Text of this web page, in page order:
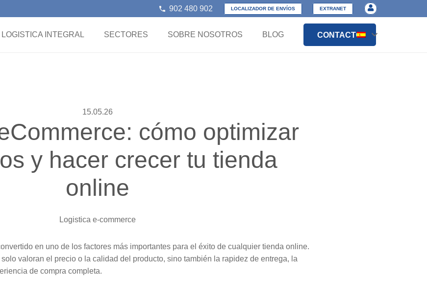
phone 902 480 902 LOCALIZADOR DE ENVÍOS EXTRANET
LOGISTICA INTEGRAL SECTORES SOBRE NOSOTROS BLOG CONTACTO
15.05.26
cómo optimizar
y hacer crecer tu tienda
online
Logistica e-commerce
en uno de los factores más importantes para el éxito de cualquier tienda online.
valoran el precio o la calidad del producto, sino también la rapidez de entrega, la
de compra completa.